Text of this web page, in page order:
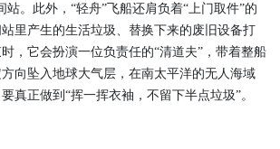
站。此外，“轻舟”飞船还肩负着“上门取件”的
里产生的生活垃圾、替换下来的废旧设备打
，它会扮演一位负责任的“清道夫”，带着整船
向坠入地球大气层，在南太平洋的无人海域
真正做到“挥一挥衣袖，不留下半点垃圾”。